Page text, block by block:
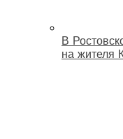
В
на жителя